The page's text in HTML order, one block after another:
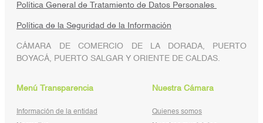
Política General de Tratamiento de Datos Personales
Política de la Seguridad de la Información
CÁMARA DE COMERCIO DE LA DORADA, PUERTO
BOYACÁ, PUERTO SALGAR Y ORIENTE DE CALDAS.
Menú Transparencia
Información de la entidad
Nuestra Cámara
Quienes somos